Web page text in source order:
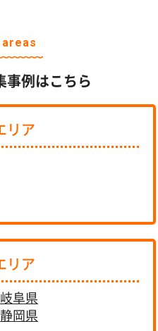
事例はこちら
リア
リア
岐阜県
静岡県